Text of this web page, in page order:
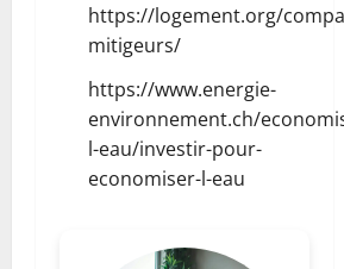
https://logement.org/
mitigeurs/
https://www.energie-
environnement.ch/
l-eau/investir-pour-
economiser-l-eau